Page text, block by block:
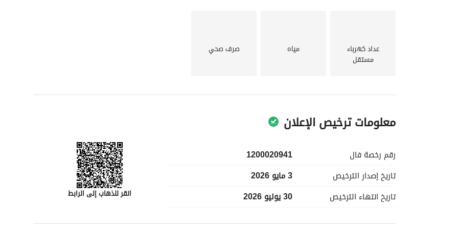
عداد كهرباء
مستقل
مياه صرف صحي
معلومات ترخيص الإعلان
رقم رخصة فال
1200020941
تاريخ إصدار الترخيص
3 مايو 2026
تاريخ انتهاء الترخيص 30 يوليو 2026 انقر للذهاب إلى الرابط